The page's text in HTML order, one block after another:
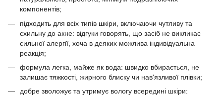
компонентів;
підходить для всіх типів шкіри, включаючи чутливу та
схильну до акне: відгуки говорять, що засіб не викликає
сильної алергії, хоча в деяких можлива індивідуальна
реакція;
формула легка, майже як вода: швидко вбирається, не
залишає тяжкості, жирного блиску чи нав'язливої ​​плівки;
добре зволожує та утримує вологу всередині шкіри: